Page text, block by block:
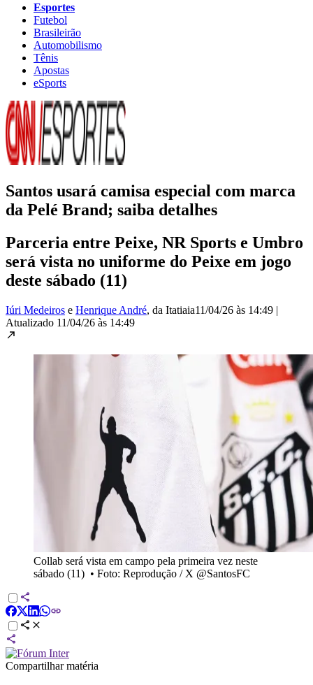
Esportes
Futebol
Brasileirão
Automobilismo
Tênis
Apostas
eSports
Santos usará camisa especial com marca
da Pelé Brand; saiba detalhes
Parceria entre Peixe, NR Sports e Umbro
será vista no uniforme do Peixe em jogo
deste sábado (11)
Iúri Medeiros e Henrique André, da Itatiaia11/04/26 às 14:49 |
Atualizado 11/04/26 às 14:49
Collab será vista em campo pela primeira vez neste
sábado (11) • Foto: Reprodução / X @SantosFC
Compartilhar matéria